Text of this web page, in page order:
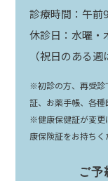
診療時間：午前
休診日：水曜・
（祝日のある週
※初診の方、再受診
証、お薬手帳、各
※健康保健証が変更
康保険証をお持ちく
ご